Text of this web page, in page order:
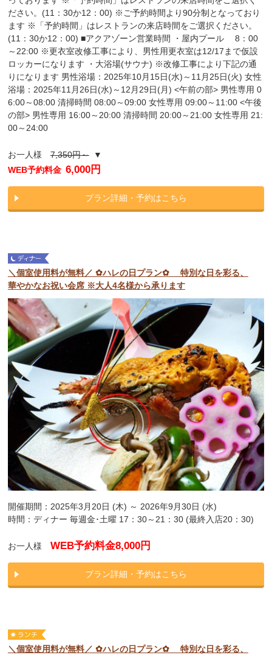
ださい。(11：30か12：00) ※ご予約時間より90分制となっており
ます ※「予約時間」はレストランの来店時間をご選択ください。
(11：30か12：00) ■アクアゾーン営業時間 ・屋内プール 8：00
～22:00 ※更衣室改修工事により、男性用更衣室は12/17まで仮設
ロッカーになります ・大浴場(サウナ) ※改修工事により下記の通
りになります 男性浴場：2025年10月15日(水)～11月25日(火) 女性
浴場：2025年11月26日(水)～12月29日(月) <午前の部> 男性専用 0
6:00～08:00 清掃時間 08:00～09:00 女性専用 09:00～11:00 <午後
の部> 男性専用 16:00～20:00 清掃時間 20:00～21:00 女性専用 21:
00～24:00
お一人様7,350円～▼
WEB予約料金 6,000円
プラン詳細・予約はこちら
＼個室使用料が無料／ ✿ハレの日プラン✿ 特別な日を彩る、
華やかなお祝い会席 ※大人4名様から承ります
開催期間：2025年3月20日 (木) ～ 2026年9月30日 (水)
時間：ディナー 毎週金･土曜 17：30～21：30 (最終入店20：30)
お一人様 WEB予約料金8,000円
プラン詳細・予約はこちら
＼個室使用料が無料／ ✿ハレの日プラン✿ 特別な日を彩る、